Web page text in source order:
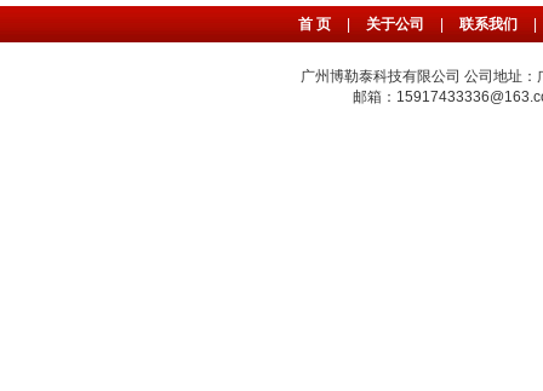
首 页 关于公司 联系我们
广州博勒泰科技有限公司 公司地址
邮箱：